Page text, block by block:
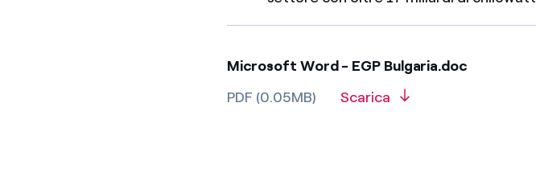
Microsoft Word - EGP Bulgaria.doc
PDF (0.05MB)
Scarica